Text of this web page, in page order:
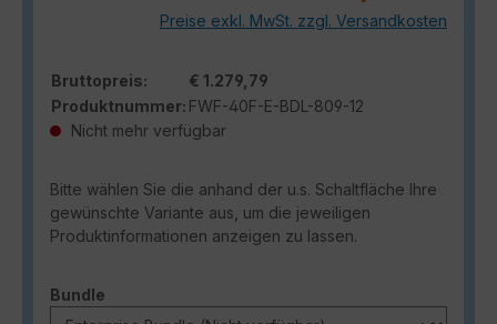
Preise exkl. MwSt. zzgl. Versandkosten
Bruttopreis:
€ 1.279,79
Produktnummer: FWF-40F-E-BDL-809-12
Nicht mehr verfügbar
Bitte wählen Sie die anhand der u.s. Schaltfläche Ihre
gewünschte Variante aus, um die jeweiligen
Produktinformationen anzeigen zu lassen.
Bundle